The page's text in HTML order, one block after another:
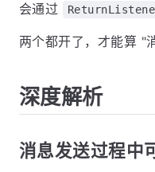
会通过
两个都开了，才能算 "
深度解析
消息发送过程中